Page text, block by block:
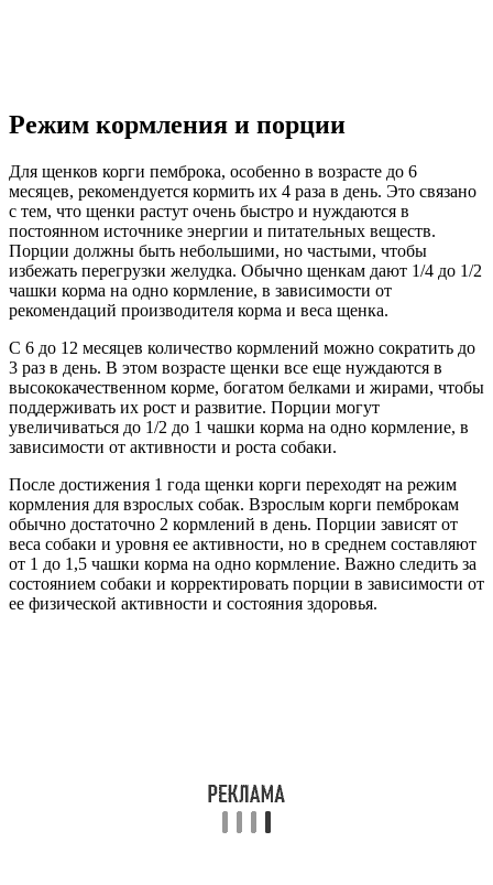
Режим кормления и порции
Для щенков корги пемброка, особенно в возрасте до 6
месяцев, рекомендуется кормить их 4 раза в день. Это связано
с тем, что щенки растут очень быстро и нуждаются в
постоянном источнике энергии и питательных веществ.
Порции должны быть небольшими, но частыми, чтобы
избежать перегрузки желудка. Обычно щенкам дают 1/4 до 1/2
чашки корма на одно кормление, в зависимости от
рекомендаций производителя корма и веса щенка.
С 6 до 12 месяцев количество кормлений можно сократить до
3 раз в день. В этом возрасте щенки все еще нуждаются в
высококачественном корме, богатом белками и жирами, чтобы
поддерживать их рост и развитие. Порции могут
увеличиваться до 1/2 до 1 чашки корма на одно кормление, в
зависимости от активности и роста собаки.
После достижения 1 года щенки корги переходят на режим
кормления для взрослых собак. Взрослым корги пемброкам
обычно достаточно 2 кормлений в день. Порции зависят от
веса собаки и уровня ее активности, но в среднем составляют
от 1 до 1,5 чашки корма на одно кормление. Важно следить за
состоянием собаки и корректировать порции в зависимости от
ее физической активности и состояния здоровья.